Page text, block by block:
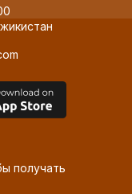
получать